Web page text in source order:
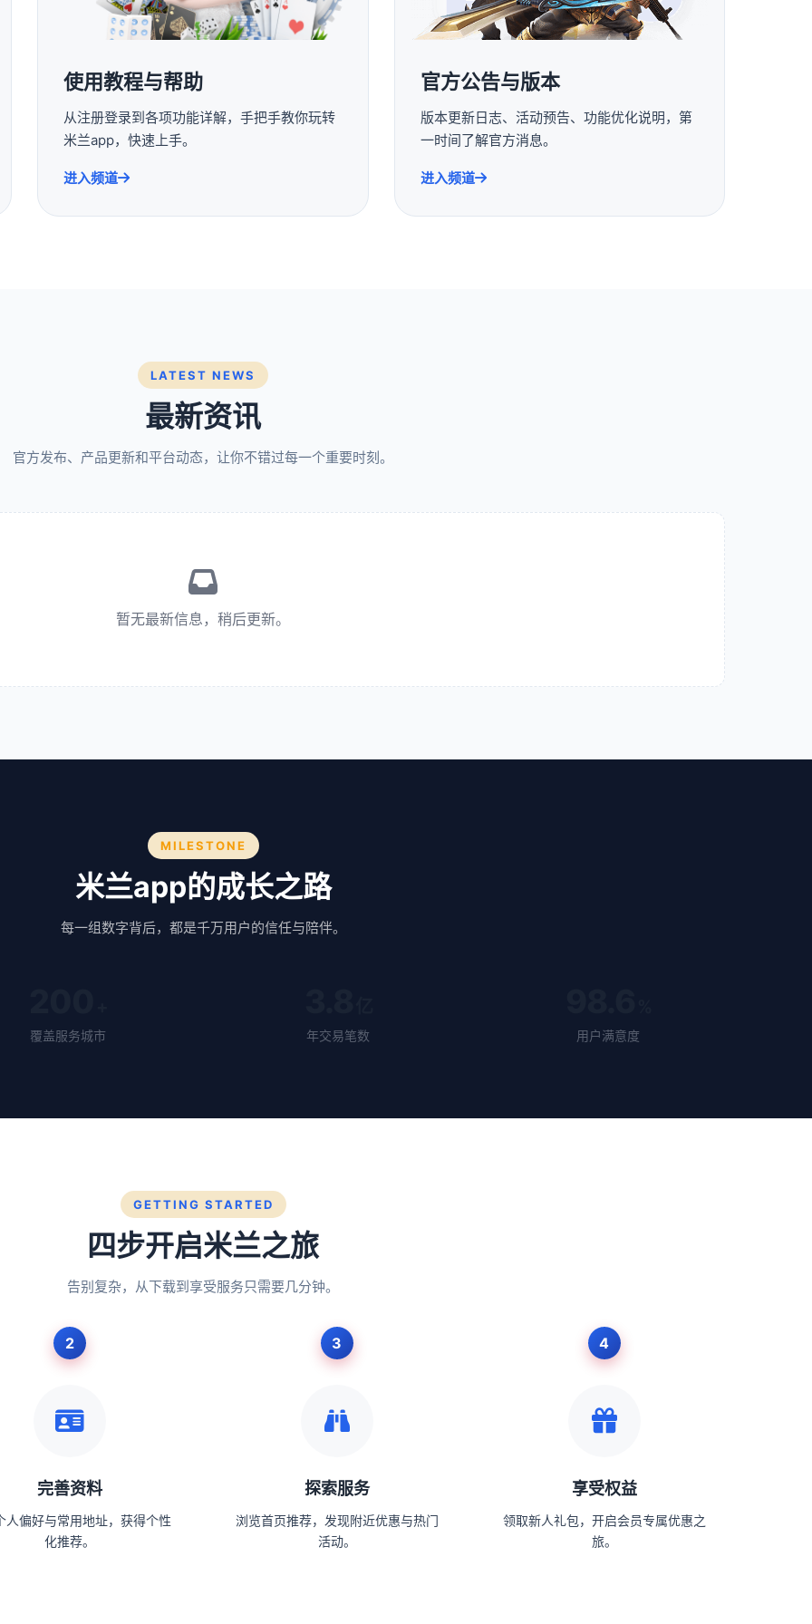
使用教程与帮助
从注册登录到各项功能详解，手把手教你玩转
米兰app，快速上手。
进入频道
官方公告与版本
版本更新日志、活动预告、功能优化说明，第
一时间了解官方消息。
进入频道
LATEST NEWS
最新资讯
官方发布、产品更新和平台动态，让你不错过每一个重要时刻。
暂无最新信息，稍后更新。
MILESTONE
米兰app的成长之路
每一组数字背后，都是千万用户的信任与陪伴。
覆盖服务城市 年交易笔数 用户满意度
GETTING STARTED
四步开启米兰之旅
告别复杂，从下载到享受服务只需要几分钟。
完善资料
人偏好与常用地址，获得个性
化推荐。
探索服务
浏览首页推荐，发现附近优惠与热门
活动。
享受权益
领取新人礼包，开启会员专属优惠之
旅。